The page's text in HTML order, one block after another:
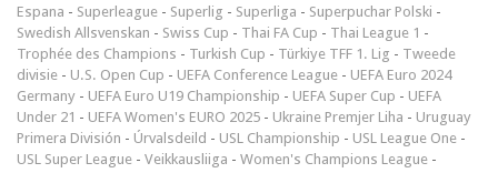
Espana - Superleague - Superlig - Superliga - Superpuchar Polski -
Swedish Allsvenskan - Swiss Cup - Thai FA Cup - Thai League 1 -
Trophée des Champions - Turkish Cup - Türkiye TFF 1. Lig - Tweede
divisie - U.S. Open Cup - UEFA Conference League - UEFA Euro 2024
Germany - UEFA Euro U19 Championship - UEFA Super Cup - UEFA
Under 21 - UEFA Women's EURO 2025 - Ukraine Premjer Liha - Uruguay
Primera División - Úrvalsdeild - USL Championship - USL League One -
USL Super League - Veikkausliiga - Women's Champions League -